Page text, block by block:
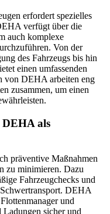
erfordert spezielles
verfügt über die
auch komplexe
Von der
des Fahrzeugs bis hin
einen umfassenden
von DEHA arbeiten eng
zusammen, um einen
als
präventive Maßnahmen
zu minimieren. Dazu
Fahrzeugchecks und
DEHA
und
Ladungen sicher und